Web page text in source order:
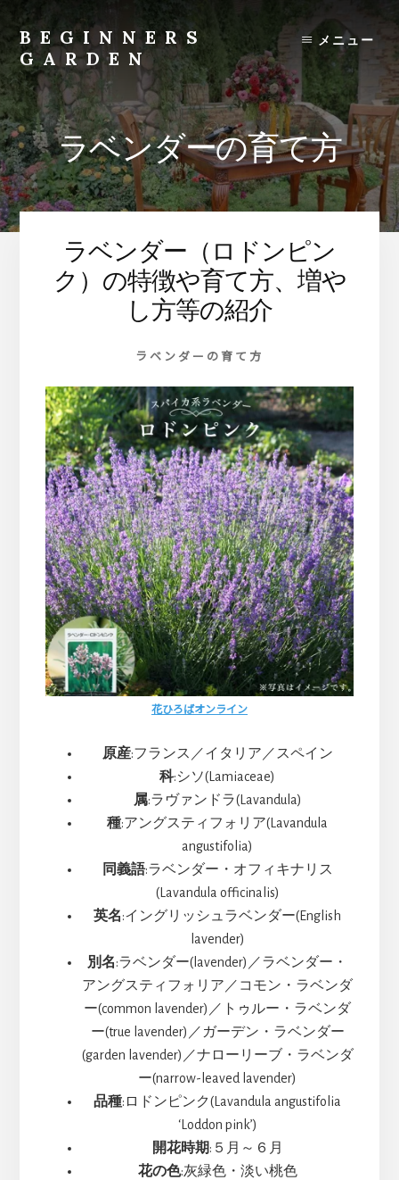
content
BEGINNERS
GARDEN
植
物
の
種
類
や
育
メニュー
ラベンダーの育て方
ラベンダー（ロドンピン
ク）の特徴や育て方、増や
し方等の紹介
ラベンダーの育て方
花ひろばオンライン
原産:フランス／イタリア／スペイン
科:シソ(Lamiaceae)
属:ラヴァンドラ(Lavandula)
種:アングスティフォリア(Lavandula
angustifolia)
同義語:ラベンダー・オフィキナリス
(Lavandula officinalis)
英名:イングリッシュラベンダー(English
lavender)
別名:ラベンダー(lavender)／ラベンダー・
アングスティフォリア／コモン・ラベンダ
ー(common lavender)／トゥルー・ラベンダ
ー(true lavender)／ガーデン・ラベンダー
(garden lavender)／ナローリーブ・ラベンダ
ー(narrow-leaved lavender)
品種:ロドンピンク(Lavandula angustifolia
‘Loddon pink’)
開花時期:５月～６月
花の色:灰緑色・淡い桃色